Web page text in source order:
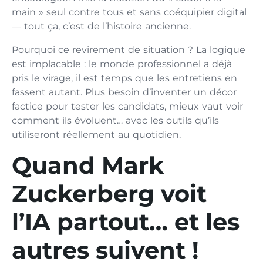
main » seul contre tous et sans coéquipier digital
— tout ça, c’est de l’histoire ancienne.
Pourquoi ce revirement de situation ? La logique
est implacable : le monde professionnel a déjà
pris le virage, il est temps que les entretiens en
fassent autant. Plus besoin d’inventer un décor
factice pour tester les candidats, mieux vaut voir
comment ils évoluent… avec les outils qu’ils
utiliseront réellement au quotidien.
Quand Mark
Zuckerberg voit
l’IA partout… et les
autres suivent !